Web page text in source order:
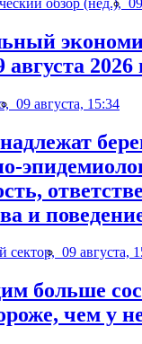
августа 2026
09 августа, 15:34
и
сектор, 09 августа,
больше
чем у